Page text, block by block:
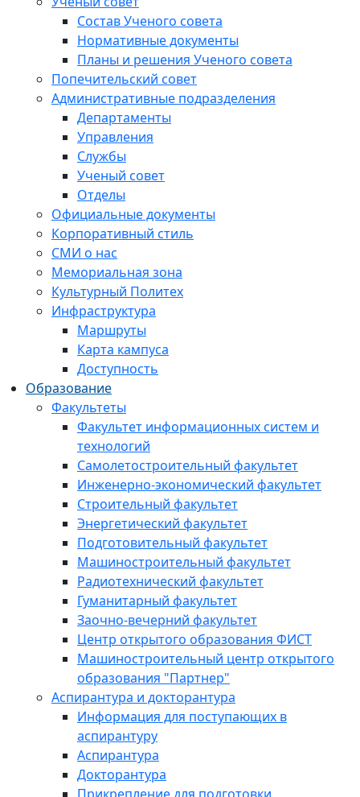
Состав Ученого совета
Нормативные документы
Планы и решения Ученого совета
Попечительский совет
Административные подразделения
Департаменты
Управления
Службы
Ученый совет
Отделы
Официальные документы
Корпоративный стиль
СМИ о нас
Мемориальная зона
Культурный Политех
Инфраструктура
Маршруты
Карта кампуса
Доступность
Образование
Факультеты
Факультет информационных систем и
технологий
Самолетостроительный факультет
Инженерно-экономический факультет
Строительный факультет
Энергетический факультет
Подготовительный факультет
Машиностроительный факультет
Радиотехнический факультет
Гуманитарный факультет
Заочно-вечерний факультет
Центр открытого образования ФИСТ
Машиностроительный центр открытого
образования "Партнер"
Аспирантура и докторантура
Информация для поступающих в
аспирантуру
Аспирантура
Докторантура